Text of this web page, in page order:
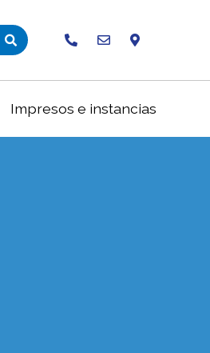
Impresos e instancias